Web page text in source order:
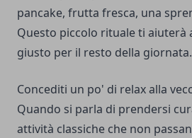
pancake, frutta fresca, una
Questo piccolo rituale ti aiuterà
giusto per il resto della giornata.
Concediti un po' di relax alla
Quando si parla di prendersi
attività classiche che non